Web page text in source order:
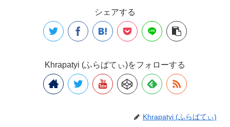
シェアする
Khrapatyi (ふらぱてぃ)をフォローする
Khrapatyi (ふらぱてぃ)